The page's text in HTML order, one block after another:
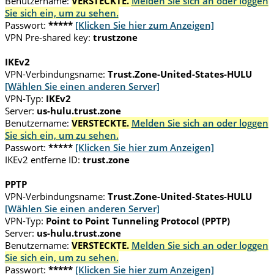
Sie sich ein, um zu sehen.
Passwort: ***** [Klicken Sie hier zum Anzeigen]
VPN Pre-shared key: trustzone
IKEv2
VPN-Verbindungsname: Trust.Zone-United-States-HULU
[Wählen Sie einen anderen Server]
VPN-Typ: IKEv2
Server: us-hulu.trust.zone
Benutzername: VERSTECKTE. Melden Sie sich an oder loggen
Sie sich ein, um zu sehen.
Passwort: ***** [Klicken Sie hier zum Anzeigen]
IKEv2 entferne ID: trust.zone
PPTP
VPN-Verbindungsname: Trust.Zone-United-States-HULU
[Wählen Sie einen anderen Server]
VPN-Typ: Point to Point Tunneling Protocol (PPTP)
Server: us-hulu.trust.zone
Benutzername: VERSTECKTE. Melden Sie sich an oder loggen
Sie sich ein, um zu sehen.
Passwort: ***** [Klicken Sie hier zum Anzeigen]